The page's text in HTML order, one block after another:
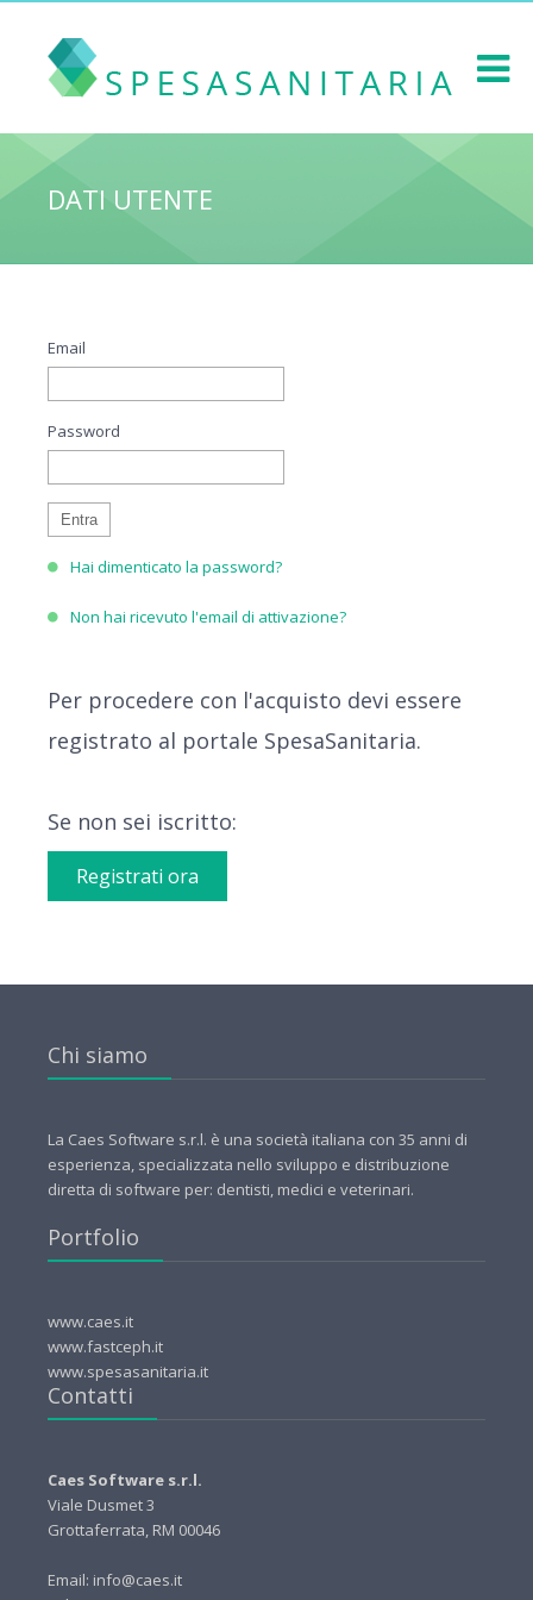
DATI UTENTE
Email
Password
Hai dimenticato la password?
Non hai ricevuto l'email di attivazione?
Per procedere con l'acquisto devi essere
registrato al portale SpesaSanitaria.
Se non sei iscritto:
Registrati ora
Chi siamo
La Caes Software s.r.l. è una società italiana con 35 anni di
esperienza, specializzata nello sviluppo e distribuzione
diretta di software per: dentisti, medici e veterinari.
Portfolio
www.caes.it
www.fastceph.it
www.spesasanitaria.it
Contatti
Caes Software s.r.l.
Viale Dusmet 3
Grottaferrata, RM 00046
Email: info@caes.it